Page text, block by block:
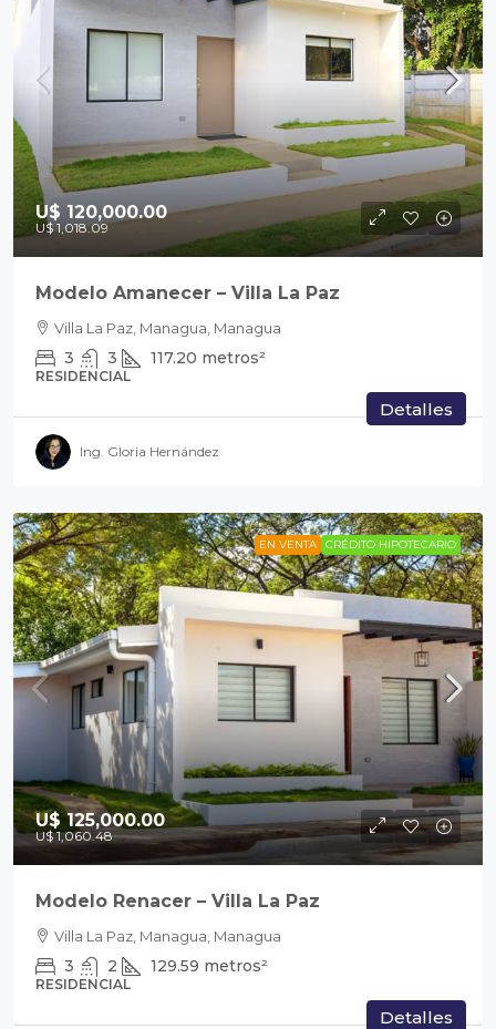
U$ 120,000.00
U$ 1,018.09
Modelo Amanecer – Villa La Paz
Villa La Paz, Managua, Managua
3 3 117.20 metros²
RESIDENCIAL
Detalles
Ing. Gloria Hernández
EN VENTA CRÉDITO HIPOTECARIO
U$ 125,000.00
U$ 1,060.48
Modelo Renacer – Villa La Paz
Villa La Paz, Managua, Managua
3 2 129.59 metros²
RESIDENCIAL
Detalles